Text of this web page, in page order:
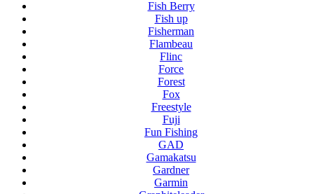
Fish Berry
Fish up
Fisherman
Flambeau
Flinc
Force
Forest
Fox
Freestyle
Fuji
Fun Fishing
GAD
Gamakatsu
Gardner
Garmin